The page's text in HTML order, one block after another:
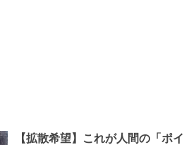
【拡散希望】これが人間の「ポイ